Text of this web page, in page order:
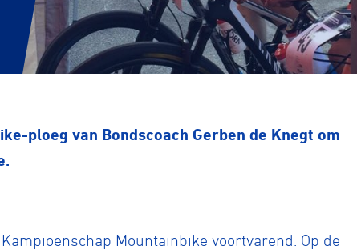
ploeg van Bondscoach Gerben de Knegt om
Mountainbike voortvarend. Op de